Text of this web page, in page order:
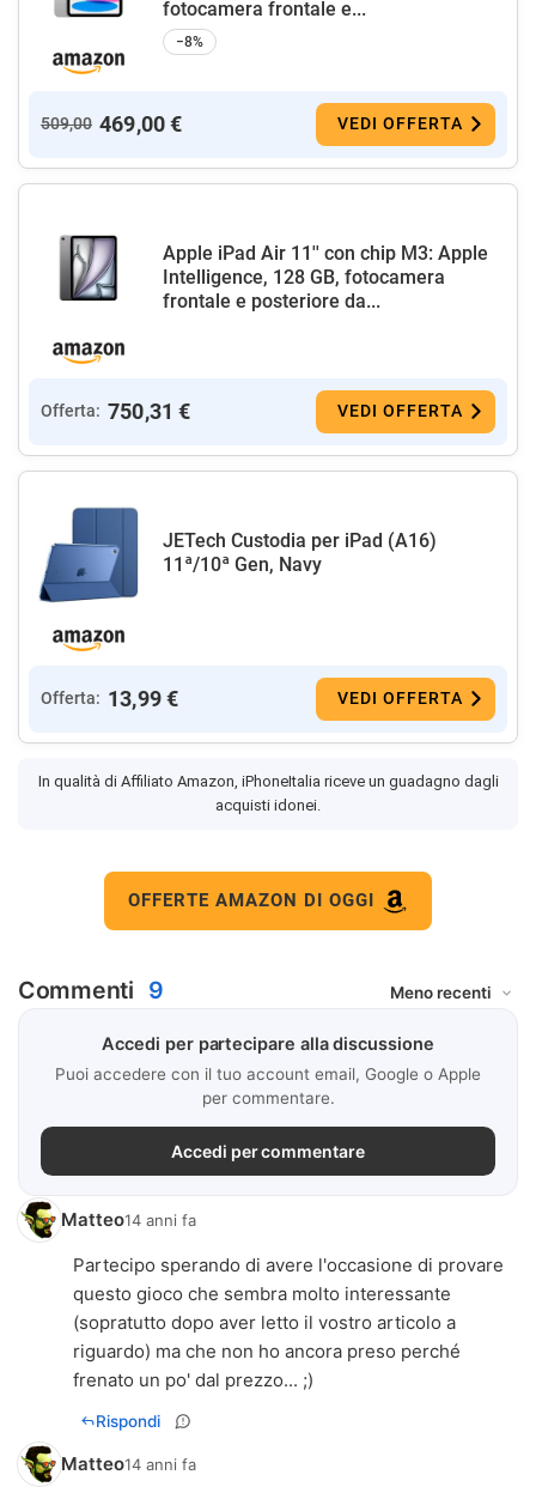
fotocamera frontale e...
−8%
509,00 469,00 € VEDI OFFERTA
Apple iPad Air 11'' con chip M3: Apple
Intelligence, 128 GB, fotocamera
frontale e posteriore da...
Offerta: 750,31 € VEDI OFFERTA
JETech Custodia per iPad (A16)
11ª/10ª Gen, Navy
Offerta: 13,99 € VEDI OFFERTA
In qualità di Affiliato Amazon, iPhoneItalia riceve un guadagno dagli
acquisti idonei.
OFFERTE AMAZON DI OGGI
Commenti 9
Accedi per partecipare alla discussione
Puoi accedere con il tuo account email, Google o Apple
per commentare.
Accedi per commentare
Matteo14 anni fa
Partecipo sperando di avere l'occasione di provare
questo gioco che sembra molto interessante
(sopratutto dopo aver letto il vostro articolo a
riguardo) ma che non ho ancora preso perché
frenato un po' dal prezzo... ;)
Rispondi
Matteo14 anni fa